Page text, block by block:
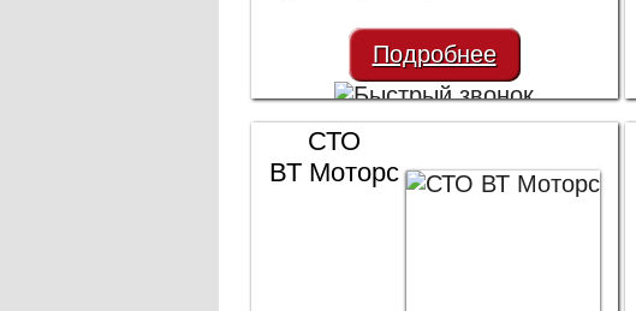
Подробнее
СТО
ВТ Моторс